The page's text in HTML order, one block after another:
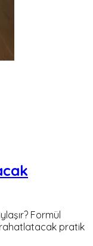
Formül
pratik